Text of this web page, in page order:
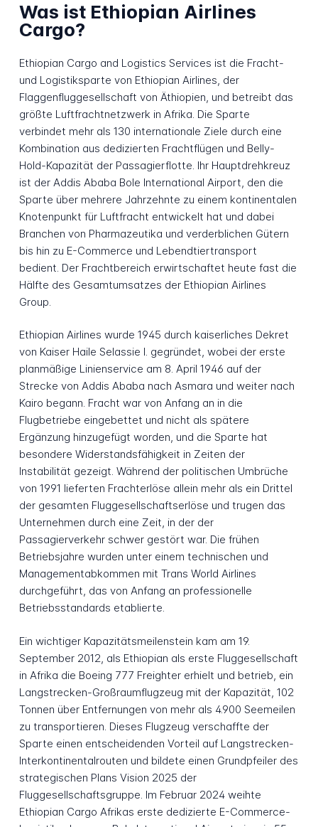
Was ist Ethiopian Airlines
Cargo?
Ethiopian Cargo and Logistics Services ist die Fracht-
und Logistiksparte von Ethiopian Airlines, der
Flaggenfluggesellschaft von Äthiopien, und betreibt das
größte Luftfrachtnetzwerk in Afrika. Die Sparte
verbindet mehr als 130 internationale Ziele durch eine
Kombination aus dedizierten Frachtflügen und Belly-
Hold-Kapazität der Passagierflotte. Ihr Hauptdrehkreuz
ist der Addis Ababa Bole International Airport, den die
Sparte über mehrere Jahrzehnte zu einem kontinentalen
Knotenpunkt für Luftfracht entwickelt hat und dabei
Branchen von Pharmazeutika und verderblichen Gütern
bis hin zu E-Commerce und Lebendtiertransport
bedient. Der Frachtbereich erwirtschaftet heute fast die
Hälfte des Gesamtumsatzes der Ethiopian Airlines
Group.
Ethiopian Airlines wurde 1945 durch kaiserliches Dekret
von Kaiser Haile Selassie I. gegründet, wobei der erste
planmäßige Linienservice am 8. April 1946 auf der
Strecke von Addis Ababa nach Asmara und weiter nach
Kairo begann. Fracht war von Anfang an in die
Flugbetriebe eingebettet und nicht als spätere
Ergänzung hinzugefügt worden, und die Sparte hat
besondere Widerstandsfähigkeit in Zeiten der
Instabilität gezeigt. Während der politischen Umbrüche
von 1991 lieferten Frachterlöse allein mehr als ein Drittel
der gesamten Fluggesellschaftserlöse und trugen das
Unternehmen durch eine Zeit, in der der
Passagierverkehr schwer gestört war. Die frühen
Betriebsjahre wurden unter einem technischen und
Managementabkommen mit Trans World Airlines
durchgeführt, das von Anfang an professionelle
Betriebsstandards etablierte.
Ein wichtiger Kapazitätsmeilenstein kam am 19.
September 2012, als Ethiopian als erste Fluggesellschaft
in Afrika die Boeing 777 Freighter erhielt und betrieb, ein
Langstrecken-Großraumflugzeug mit der Kapazität, 102
Tonnen über Entfernungen von mehr als 4.900 Seemeilen
zu transportieren. Dieses Flugzeug verschaffte der
Sparte einen entscheidenden Vorteil auf Langstrecken-
Interkontinentalrouten und bildete einen Grundpfeiler des
strategischen Plans Vision 2025 der
Fluggesellschaftsgruppe. Im Februar 2024 weihte
Ethiopian Cargo Afrikas erste dedizierte E-Commerce-